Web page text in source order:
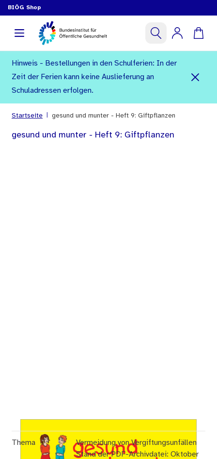
BIÖG Shop
Hinweis - Bestellungen in den Schulferien: In der
Zeit der Ferien kann keine Auslieferung an
Schuladressen erfolgen.
Startseite gesund und munter - Heft 9: Giftpflanzen
gesund und munter - Heft 9: Giftpflanzen
Thema
Vermeidung von Vergiftungsunfällen
Stand der PDF-Archivdatei: Oktober